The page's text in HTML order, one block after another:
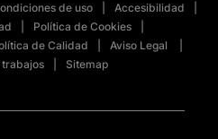
de uso
Accesibilidad
Política de Cookies
de Calidad
Aviso Legal
trabajos
Sitemap